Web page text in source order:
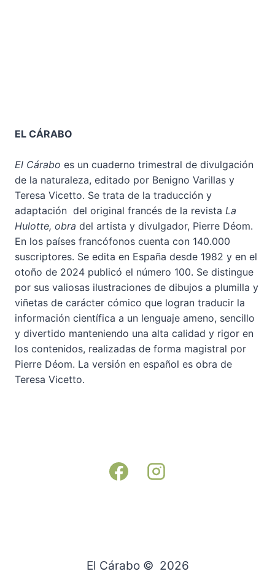
EL CÁRABO
El Cárabo es un cuaderno trimestral de divulgación
de la naturaleza, editado por Benigno Varillas y
Teresa Vicetto. Se trata de la traducción y
adaptación del original francés de la revista La
Hulotte, obra del artista y divulgador, Pierre Déom.
En los países francófonos cuenta con 140.000
suscriptores. Se edita en España desde 1982 y en el
otoño de 2024 publicó el número 100. Se distingue
por sus valiosas ilustraciones de dibujos a plumilla y
viñetas de carácter cómico que logran traducir la
información científica a un lenguaje ameno, sencillo
y divertido manteniendo una alta calidad y rigor en
los contenidos, realizadas de forma magistral por
Pierre Déom. La versión en español es obra de
Teresa Vicetto.
El Cárabo © 2026